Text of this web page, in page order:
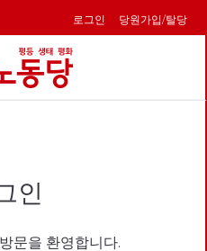
로그인 당원가입/탈당
인
문을 환영합니다.